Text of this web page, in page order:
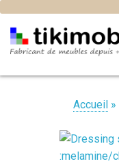
Accueil »